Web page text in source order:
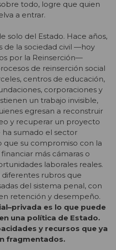
todo, logre que quien
a entrar.
solo del Estado. Hace años,
de la sociedad civil —hoy
por la Reinserción—
de reinserción social
centros de educación,
corporaciones y
un trabajo invisible,
egresan a reconstruir
y recuperar un proyecto
ha sumado el sector
que su compromiso con la
más cámaras o
laborales reales.
rubros que
del sistema penal, con
retención y desempeño.
es lo que puede
una política de Estado.
y recursos que ya
fragmentados.